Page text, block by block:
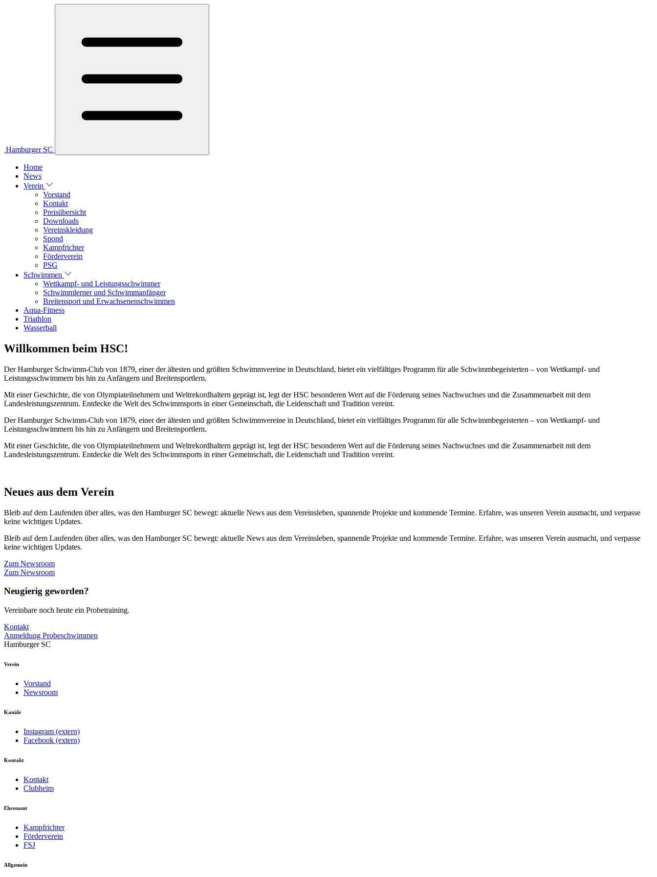
Hamburger SC
Home
News
Verein
Vorstand
Kontakt
Preisübersicht
Downloads
Vereinskleidung
Spond
Kampfrichter
Förderverein
PSG
Schwimmen
Wettkampf- und Leistungsschwimmer
Schwimmlerner und Schwimmanfänger
Breitensport und Erwachsenenschwimmen
Aqua-Fitness
Triathlon
Wasserball
Willkommen beim HSC!
Der Hamburger Schwimm-Club von 1879, einer der ältesten und größten Schwimmvereine in Deutschland, bietet ein vielfältiges Programm für alle Schwimmbegeisterten – von Wettkampf- und
Leistungsschwimmern bis hin zu Anfängern und Breitensportlern.
Mit einer Geschichte, die von Olympiateilnehmern und Weltrekordhaltern geprägt ist, legt der HSC besonderen Wert auf die Förderung seines Nachwuchses und die Zusammenarbeit mit dem
Landesleistungszentrum. Entdecke die Welt des Schwimmsports in einer Gemeinschaft, die Leidenschaft und Tradition vereint.
Der Hamburger Schwimm-Club von 1879, einer der ältesten und größten Schwimmvereine in Deutschland, bietet ein vielfältiges Programm für alle Schwimmbegeisterten – von Wettkampf- und
Leistungsschwimmern bis hin zu Anfängern und Breitensportlern.
Mit einer Geschichte, die von Olympiateilnehmern und Weltrekordhaltern geprägt ist, legt der HSC besonderen Wert auf die Förderung seines Nachwuchses und die Zusammenarbeit mit dem
Landesleistungszentrum. Entdecke die Welt des Schwimmsports in einer Gemeinschaft, die Leidenschaft und Tradition vereint.
Neues aus dem Verein
Bleib auf dem Laufenden über alles, was den Hamburger SC bewegt: aktuelle News aus dem Vereinsleben, spannende Projekte und kommende Termine. Erfahre, was unseren Verein ausmacht, und verpasse
keine wichtigen Updates.
Bleib auf dem Laufenden über alles, was den Hamburger SC bewegt: aktuelle News aus dem Vereinsleben, spannende Projekte und kommende Termine. Erfahre, was unseren Verein ausmacht, und verpasse
keine wichtigen Updates.
Zum Newsroom
Zum Newsroom
Neugierig geworden?
Vereinbare noch heute ein Probetraining.
Kontakt
Anmeldung Probeschwimmen
Hamburger SC
Verein
Vorstand
Newsroom
Kanäle
Instagram (extern)
Facebook (extern)
Kontakt
Kontakt
Clubheim
Ehrenamt
Kampfrichter
Förderverein
FSJ
Allgemein